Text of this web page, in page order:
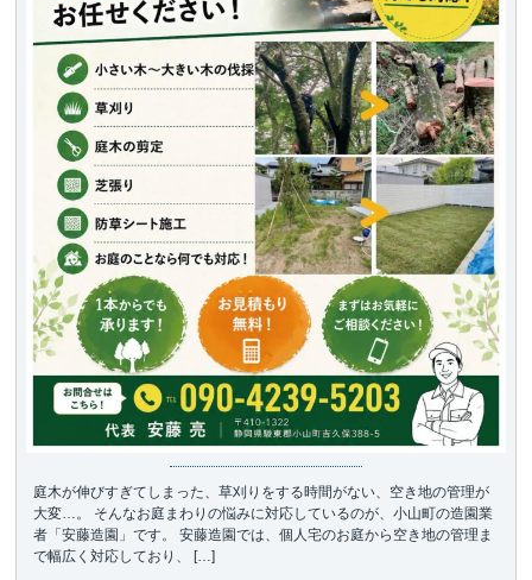
庭木が伸びすぎてしまった、草刈りをする時間がない、空き地の管理が
大変…。 そんなお庭まわりの悩みに対応しているのが、小山町の造園業
者「安藤造園」です。 安藤造園では、個人宅のお庭から空き地の管理ま
で幅広く対応しており、 […]